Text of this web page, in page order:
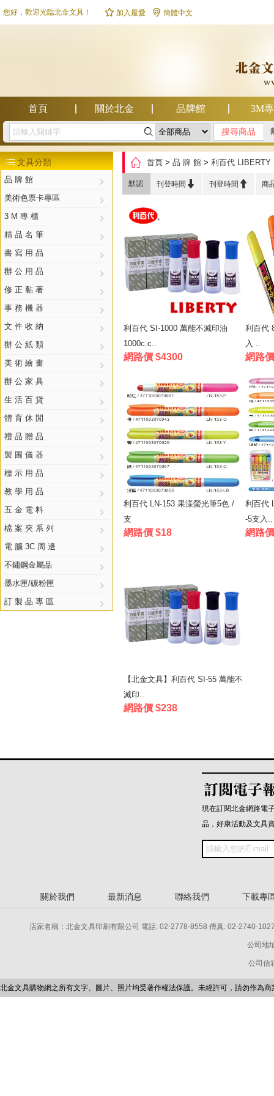
您好，歡迎光臨北金文具！  加入最愛  簡體中文
首頁 關於北金 品牌館 3M
幫助中心 
文具分類
品 牌 館
美術色票卡專區
3 M 專 櫃
精 品 名 筆
書 寫 用 品
辦 公 用 品
修 正 黏 著
事 務 機 器
文 件 收 納
辦 公 紙 類
美 術 繪 畫
辦 公 家 具
生 活 百 貨
體 育 休 閒
禮 品 贈 品
製 圖 儀 器
標 示 用 品
教 學 用 品
五 金 電 料
檔 案 夾 系 列
電 腦 3C 周 邊
不鏽鋼金屬品
墨水匣/碳粉匣
訂 製 品 專 區
 首頁 > 品 牌 館 > 利百代 LIBERTY
默認 刊登時間  刊登時間  商
利百代 SI-1000 萬能不滅印油
1000c.c..
網路價 $4300
利百代
入 ..
網路
利百代 LN-153 果漾螢光筆5色 /
支
網路價 $18
利百代
-5支入..
網路
【北金文具】利百代 SI-55 萬能不
滅印..
網路價 $238
現在訂閱北金網路電
品，好康活動及文具
關於我們 最新消息 聯絡我們 下載專
店家名稱：北金文具印刷有限公司 電話: 02-2778-8558 傳真: 02-2740-
公司地
公司信
北金文具購物網之所有文字、圖片、照片均受著作權法保護。未經許可，請勿作為商